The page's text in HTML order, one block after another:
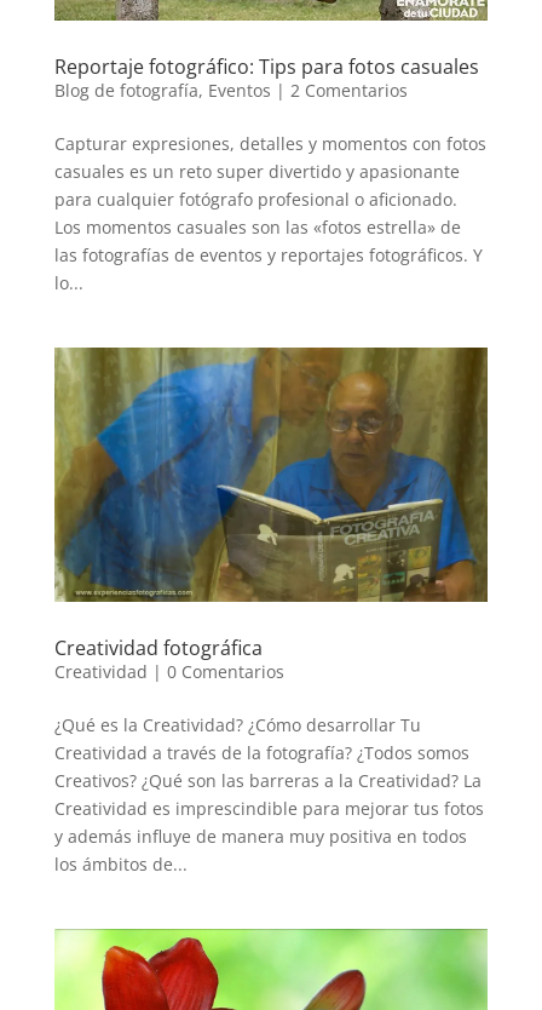
Reportaje fotográfico: Tips para fotos casuales
Blog de fotografía, Eventos | 2 Comentarios
Capturar expresiones, detalles y momentos con fotos
casuales es un reto super divertido y apasionante
para cualquier fotógrafo profesional o aficionado.
Los momentos casuales son las «fotos estrella» de
las fotografías de eventos y reportajes fotográficos. Y
lo...
Creatividad fotográfica
Creatividad | 0 Comentarios
¿Qué es la Creatividad? ¿Cómo desarrollar Tu
Creatividad a través de la fotografía? ¿Todos somos
Creativos? ¿Qué son las barreras a la Creatividad? La
Creatividad es imprescindible para mejorar tus fotos
y además influye de manera muy positiva en todos
los ámbitos de...